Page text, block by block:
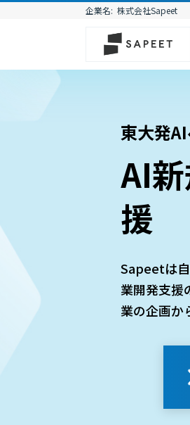
企業名: 株式会社Sapeet
東大発
AI
援
Sapeetは
業開発支援
業の企画か